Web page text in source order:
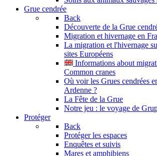
Grue cendrée
Back
Découverte de la Grue
Migration et hivernage en
La migration et l'hivernage
sites Européens
Informations about
Common cranes
Où voir les Grues cendrées
Ardenne ?
La Fête de la Grue
Notre jeu : le voyage de
Protéger
Back
Protéger les espaces
Enquêtes et suivis
Mares et amphibiens